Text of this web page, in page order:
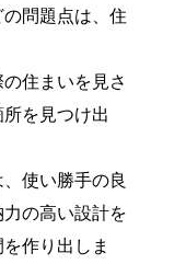
問題点は、住
住まいを見さ
を見つけ出
使い勝手の良
の高い設計を
作り出しま